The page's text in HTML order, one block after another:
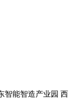
智能智造产业园 西